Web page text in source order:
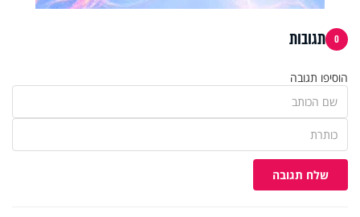
0 תגובות
הוסיפו תגובה
שלח תגובה